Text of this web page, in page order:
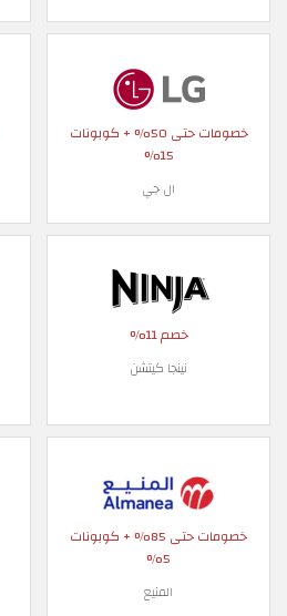
خصومات حتى 50% + كوبونات
15%
ال جي
خصم 11%
نينجا كيتشن
خصومات حتى 85% + كوبونات
5%
المنيع